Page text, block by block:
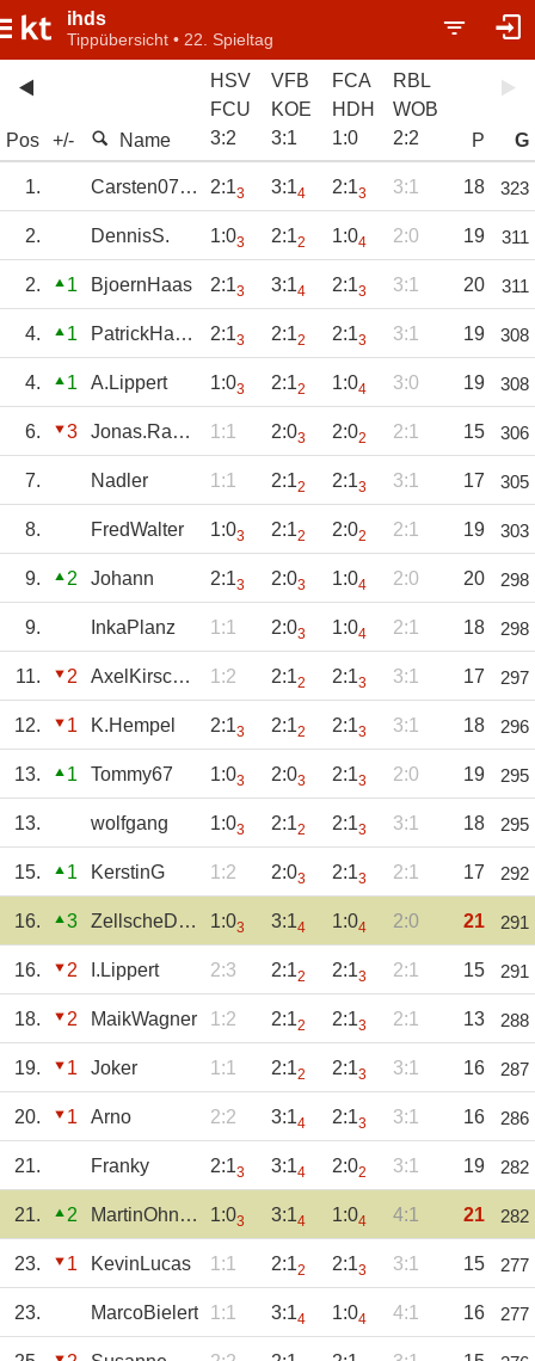
ihds
Tippübersicht • 22. Spieltag
Pos +/- Name
HSV
FCU
3:2
VFB
KOE
3:1
FCA
HDH
1:0
RBL
WOB
2:2 P G
1. Carsten070866 2:13 3:14 2:13 3:1 18 323
2. DennisS. 1:03 2:12 1:04 2:0 19 311
2. 1 BjoernHaas 2:13 3:14 2:13 3:1 20 311
4. 1 PatrickHassenpf 2:13 2:12 2:13 3:1 19 308
4. 1 A.Lippert 1:03 2:12 1:04 3:0 19 308
6. 3 Jonas.Rauch01 1:1 2:03 2:02 2:1 15 306
7. Nadler 1:1 2:12 2:13 3:1 17 305
8. FredWalter 1:03 2:12 2:02 2:1 19 303
9. 2 Johann 2:13 2:03 1:04 2:0 20 298
9. InkaPlanz 1:1 2:03 1:04 2:1 18 298
11. 2 AxelKirschner 1:2 2:12 2:13 3:1 17 297
12. 1 K.Hempel 2:13 2:12 2:13 3:1 18 296
13. 1 Tommy67 1:03 2:03 2:13 2:0 19 295
13. wolfgang 1:03 2:12 2:13 3:1 18 295
15. 1 KerstinG 1:2 2:03 2:13 2:1 17 292
16. 3 ZellscheDuckent 1:03 3:14 1:04 2:0 21 291
16. 2 I.Lippert 2:3 2:12 2:13 2:1 15 291
18. 2 MaikWagner 1:2 2:12 2:13 2:1 13 288
19. 1 Joker 1:1 2:12 2:13 3:1 16 287
20. 1 Arno 2:2 3:14 2:13 3:1 16 286
21. Franky 2:13 3:14 2:02 3:1 19 282
21. 2 MartinOhnesorge 1:03 3:14 1:04 4:1 21 282
23. 1 KevinLucas 1:1 2:12 2:13 3:1 15 277
23. MarcoBielert 1:1 3:14 1:04 4:1 16 277